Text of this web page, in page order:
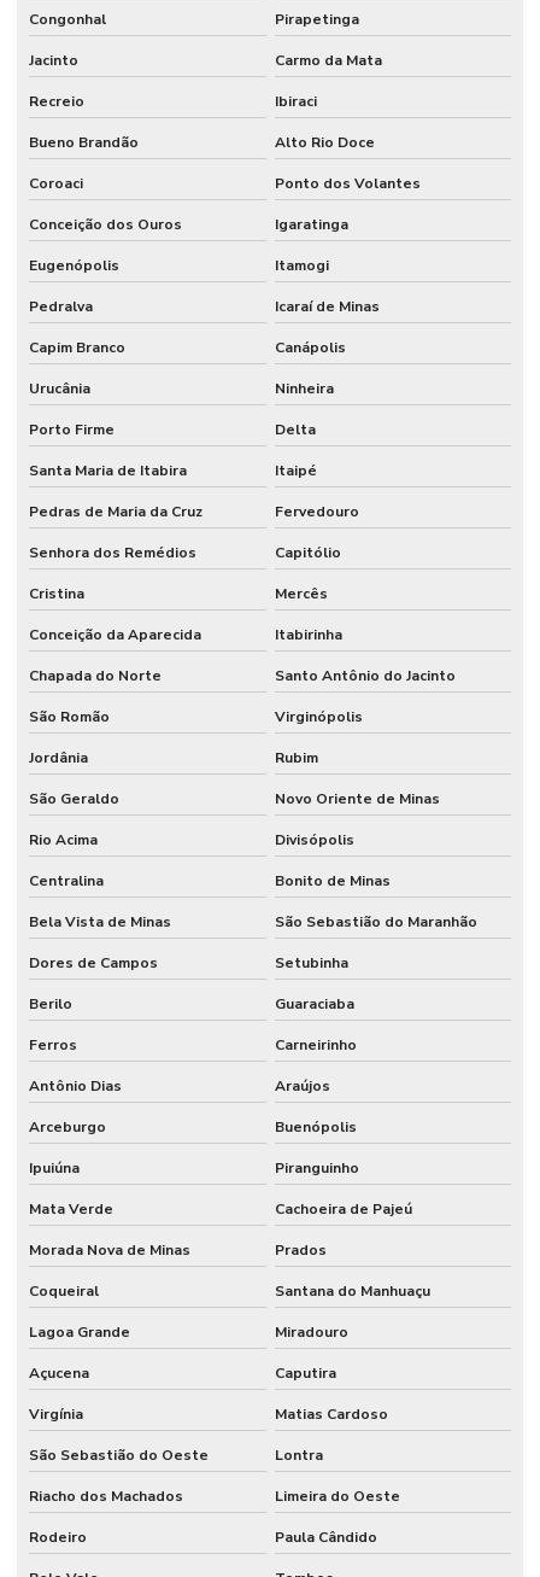
Congonhal Pirapetinga
Jacinto Carmo da Mata
Recreio Ibiraci
Bueno Brandão Alto Rio Doce
Coroaci Ponto dos Volantes
Conceição dos Ouros Igaratinga
Eugenópolis Itamogi
Pedralva Icaraí de Minas
Capim Branco Canápolis
Urucânia Ninheira
Porto Firme Delta
Santa Maria de Itabira Itaipé
Pedras de Maria da Cruz Fervedouro
Senhora dos Remédios Capitólio
Cristina Mercês
Conceição da Aparecida Itabirinha
Chapada do Norte Santo Antônio do Jacinto
São Romão Virginópolis
Jordânia Rubim
São Geraldo Novo Oriente de Minas
Rio Acima Divisópolis
Centralina Bonito de Minas
Bela Vista de Minas São Sebastião do Maranhão
Dores de Campos Setubinha
Berilo Guaraciaba
Ferros Carneirinho
Antônio Dias Araújos
Arceburgo Buenópolis
Ipuiúna Piranguinho
Mata Verde Cachoeira de Pajeú
Morada Nova de Minas Prados
Coqueiral Santana do Manhuaçu
Lagoa Grande Miradouro
Açucena Caputira
Virgínia Matias Cardoso
São Sebastião do Oeste Lontra
Riacho dos Machados Limeira do Oeste
Rodeiro Paula Cândido